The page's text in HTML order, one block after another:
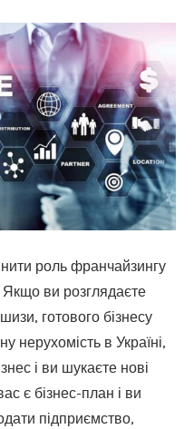
роль франчайзингу
Якщо ви розглядаєте
готового бізнесу
нерухомість в Україні,
і ви шукаєте нові
є бізнес-план і ви
підприємство,